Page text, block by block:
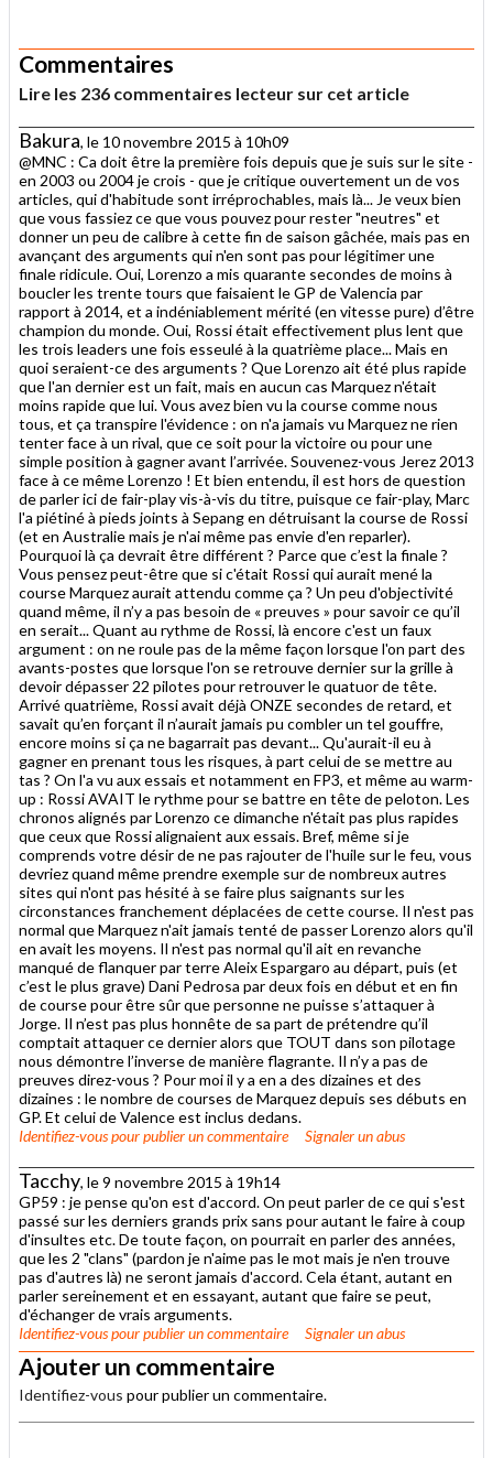
Commentaires
Lire les 236 commentaires lecteur sur cet article
Bakura, le 10 novembre 2015 à 10h09
@MNC : Ca doit être la première fois depuis que je suis sur le site -
en 2003 ou 2004 je crois - que je critique ouvertement un de vos
articles, qui d'habitude sont irréprochables, mais là... Je veux bien
que vous fassiez ce que vous pouvez pour rester "neutres" et
donner un peu de calibre à cette fin de saison gâchée, mais pas en
avançant des arguments qui n'en sont pas pour légitimer une
finale ridicule. Oui, Lorenzo a mis quarante secondes de moins à
boucler les trente tours que faisaient le GP de Valencia par
rapport à 2014, et a indéniablement mérité (en vitesse pure) d’être
champion du monde. Oui, Rossi était effectivement plus lent que
les trois leaders une fois esseulé à la quatrième place... Mais en
quoi seraient-ce des arguments ? Que Lorenzo ait été plus rapide
que l'an dernier est un fait, mais en aucun cas Marquez n'était
moins rapide que lui. Vous avez bien vu la course comme nous
tous, et ça transpire l'évidence : on n'a jamais vu Marquez ne rien
tenter face à un rival, que ce soit pour la victoire ou pour une
simple position à gagner avant l’arrivée. Souvenez-vous Jerez 2013
face à ce même Lorenzo ! Et bien entendu, il est hors de question
de parler ici de fair-play vis-à-vis du titre, puisque ce fair-play, Marc
l'a piétiné à pieds joints à Sepang en détruisant la course de Rossi
(et en Australie mais je n'ai même pas envie d'en reparler).
Pourquoi là ça devrait être différent ? Parce que c’est la finale ?
Vous pensez peut-être que si c'était Rossi qui aurait mené la
course Marquez aurait attendu comme ça ? Un peu d'objectivité
quand même, il n’y a pas besoin de « preuves » pour savoir ce qu’il
en serait... Quant au rythme de Rossi, là encore c'est un faux
argument : on ne roule pas de la même façon lorsque l'on part des
avants-postes que lorsque l'on se retrouve dernier sur la grille à
devoir dépasser 22 pilotes pour retrouver le quatuor de tête.
Arrivé quatrième, Rossi avait déjà ONZE secondes de retard, et
savait qu’en forçant il n’aurait jamais pu combler un tel gouffre,
encore moins si ça ne bagarrait pas devant... Qu'aurait-il eu à
gagner en prenant tous les risques, à part celui de se mettre au
tas ? On l'a vu aux essais et notamment en FP3, et même au warm-
up : Rossi AVAIT le rythme pour se battre en tête de peloton. Les
chronos alignés par Lorenzo ce dimanche n'était pas plus rapides
que ceux que Rossi alignaient aux essais. Bref, même si je
comprends votre désir de ne pas rajouter de l'huile sur le feu, vous
devriez quand même prendre exemple sur de nombreux autres
sites qui n'ont pas hésité à se faire plus saignants sur les
circonstances franchement déplacées de cette course. Il n'est pas
normal que Marquez n'ait jamais tenté de passer Lorenzo alors qu'il
en avait les moyens. Il n'est pas normal qu'il ait en revanche
manqué de flanquer par terre Aleix Espargaro au départ, puis (et
c’est le plus grave) Dani Pedrosa par deux fois en début et en fin
de course pour être sûr que personne ne puisse s’attaquer à
Jorge. Il n’est pas plus honnête de sa part de prétendre qu’il
comptait attaquer ce dernier alors que TOUT dans son pilotage
nous démontre l’inverse de manière flagrante. Il n’y a pas de
preuves direz-vous ? Pour moi il y a en a des dizaines et des
dizaines : le nombre de courses de Marquez depuis ses débuts en
GP. Et celui de Valence est inclus dedans.
Identifiez-vouspour publier un commentaire Signaler un abus
Tacchy, le 9 novembre 2015 à 19h14
GP59 : je pense qu'on est d'accord. On peut parler de ce qui s'est
passé sur les derniers grands prix sans pour autant le faire à coup
d'insultes etc. De toute façon, on pourrait en parler des années,
que les 2 "clans" (pardon je n'aime pas le mot mais je n'en trouve
pas d'autres là) ne seront jamais d'accord. Cela étant, autant en
parler sereinement et en essayant, autant que faire se peut,
d'échanger de vrais arguments.
Identifiez-vouspour publier un commentaire Signaler un abus
Ajouter un commentaire
Identifiez-vous pour publier un commentaire.